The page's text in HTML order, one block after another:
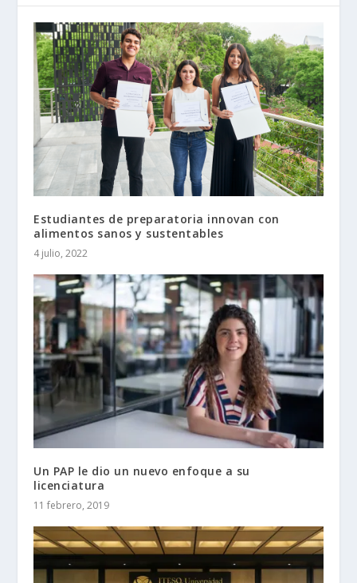
Estudiantes de preparatoria innovan con
alimentos sanos y sustentables
4 julio, 2022
Un PAP le dio un nuevo enfoque a su
licenciatura
11 febrero, 2019